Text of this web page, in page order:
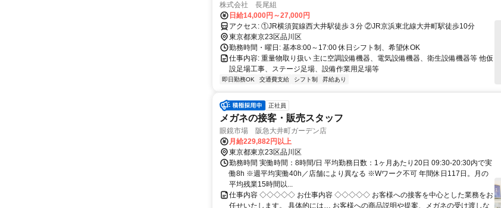
株式会社 長尾組
日給14,000円～27,000円
アクセス: ①JR横須賀線西大井駅徒歩３分 ②JR京浜東北線大井町駅徒歩10分
東京都東京23区品川区
勤務時間・曜日: 基本8:00～17:00 休日シフト制、希望休OK
仕事内容: 重量物取り扱い 主に空調設備機器、電気設備機器、衛生設備機器等 他仮
設足場工事、ステージ足場、設備作業用足場等
即日勤務OK 交通費支給 シフト制 昇給あり
正社員
メガネの接客・販売スタッフ
眼鏡市場 阪急大井町ガーデン店
月給229,882円以上
東京都東京23区品川区
勤務時間 実働時間：8時間/日 平均勤務日数：1ヶ月あたり20日 09:30-20:30内で実
働8h ※週平均実働40h／店舗により異なる ※Wワーク不可 年間休日117日。月の
平均残業15時間以...
仕事内容 ◇◇◇◇◇ お仕事内容 ◇◇◇◇◇ お客様への接客を中心とした業務をお
任せいたします。 具体的には… お客様への商品説明や提案、メガネの受け渡しな